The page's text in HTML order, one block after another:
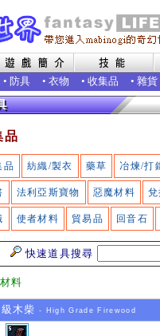
• 防具 • 衣物 • 收集品 • 雜貨
品
品 紡織/製衣 藥草 冶煉/打
法利亞斯寶物 惡魔材料
使者材料 貿易品 回音石
快速道具搜尋
料
木柴 - High Grade Firewood